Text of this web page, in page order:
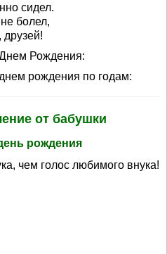
сидел.
болел,
друзей!
Рождения:
рождения по годам:
от бабушки
рождения
чем голос любимого внука!